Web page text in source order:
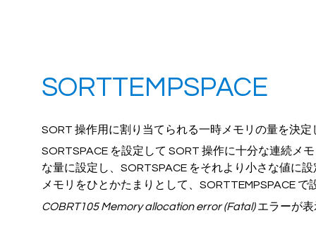
SORTTEMPSPACE
SORT 操作用に割り当てられる一時メモリの量を決定
SORTSPACE を設定して SORT 操作に十分な連続メ
な量に設定し、SORTSPACE をそれより小さな値に
メモリをひとかたまりとして、SORTTEMPSPACE
COBRT105 Memory allocation error (Fatal)エラーが表